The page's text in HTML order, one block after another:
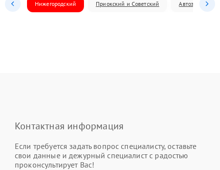
Нижегородский Приокский и Советский Автозаводский
Контактная информация
Если требуется задать вопрос специалисту, оставьте
свои данные и дежурный специалист с радостью
проконсультирует Вас!